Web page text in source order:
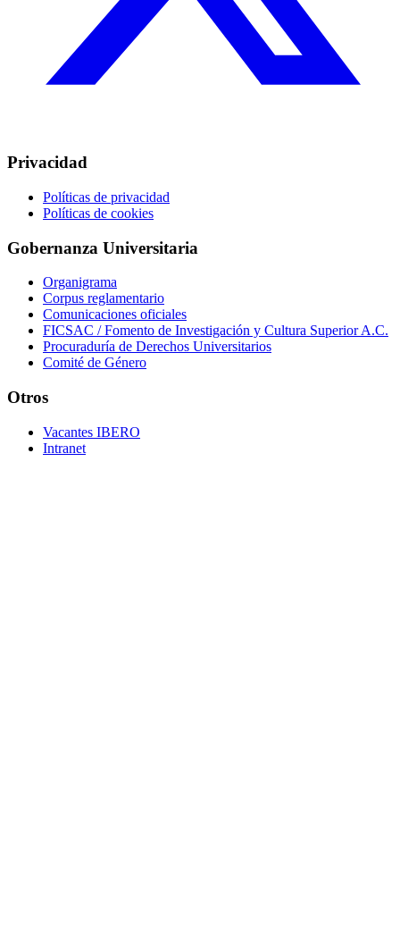
Privacidad
Políticas de privacidad
Políticas de cookies
Gobernanza Universitaria
Organigrama
Corpus reglamentario
Comunicaciones oficiales
FICSAC / Fomento de Investigación y Cultura Superior A.C.
Procuraduría de Derechos Universitarios
Comité de Género
Otros
Vacantes IBERO
Intranet